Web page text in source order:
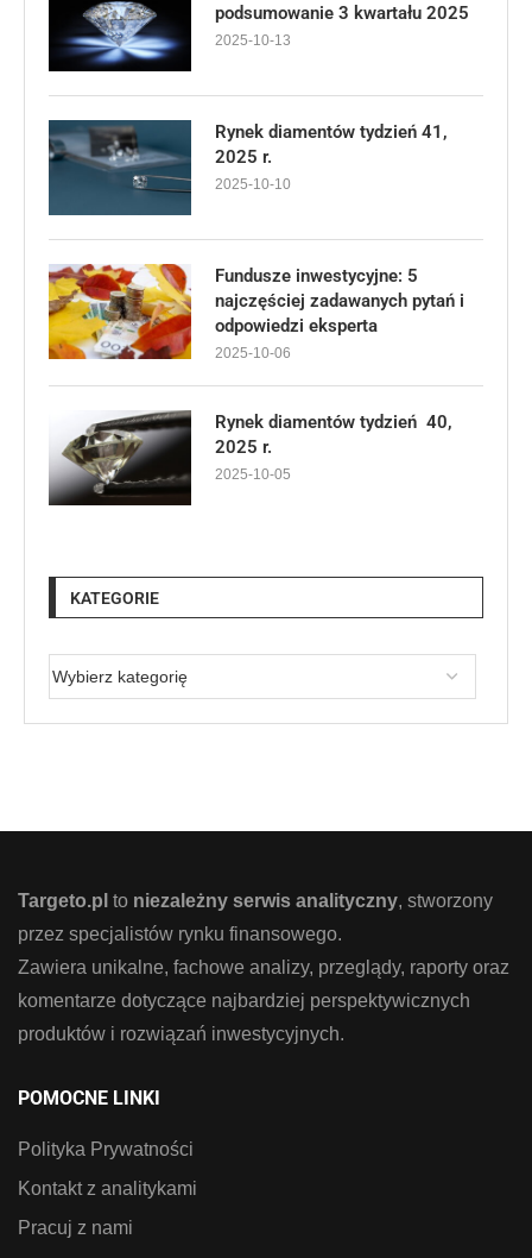
podsumowanie 3 kwartału 2025
2025-10-13
Rynek diamentów tydzień 41,
2025 r.
2025-10-10
Fundusze inwestycyjne: 5
najczęściej zadawanych pytań i
odpowiedzi eksperta
2025-10-06
Rynek diamentów tydzień 40,
2025 r.
2025-10-05
KATEGORIE
Targeto.pl to niezależny serwis analityczny, stworzony
przez specjalistów rynku finansowego.
Zawiera unikalne, fachowe analizy, przeglądy, raporty oraz
komentarze dotyczące najbardziej perspektywicznych
produktów i rozwiązań inwestycyjnych.
POMOCNE LINKI
Polityka Prywatności
Kontakt z analitykami
Pracuj z nami